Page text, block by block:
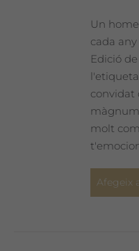
Un
cada
Edició
convidat
molt
Afegeix